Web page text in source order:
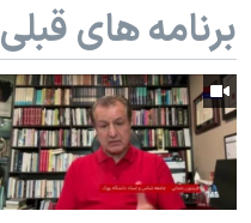
برنامه های قبلی